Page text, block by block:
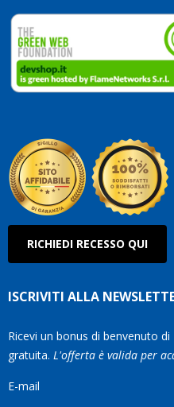
RICHIEDI RECESSO QUI
ISCRIVITI ALLA
Ricevi un bonus di benvenuto
gratuita. L'offerta è valida per
E-mail